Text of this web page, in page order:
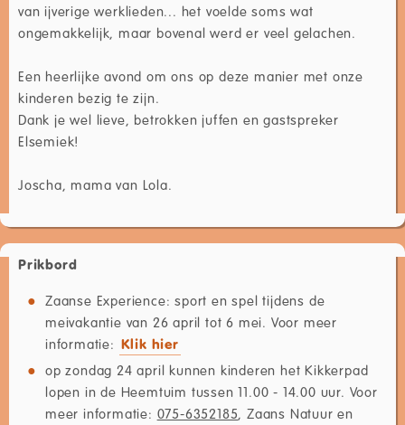
van ijverige werklieden... het voelde soms wat
ongemakkelijk, maar bovenal werd er veel gelachen.
Een heerlijke avond om ons op deze manier met onze
kinderen bezig te zijn.
Dank je wel lieve, betrokken juffen en gastspreker
Elsemiek!
Joscha, mama van Lola.
Prikbord
Zaanse Experience: sport en spel tijdens de
meivakantie van 26 april tot 6 mei. Voor meer
informatie: Klik hier
op zondag 24 april kunnen kinderen het Kikkerpad
lopen in de Heemtuim tussen 11.00 - 14.00 uur. Voor
meer informatie: 075-6352185, Zaans Natuur en